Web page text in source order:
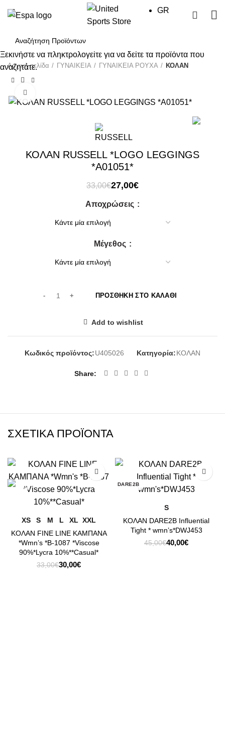
GR
Αρχική σελίδα ΓΥΝΑΙΚΕΙΑ ΓΥΝΑΙΚΕΙΑ ΡΟΥΧΑ ΚΟΛΑΝ
ΚΟΛΑΝ RUSSELL *LOGO LEGGINGS
*A01051*
33,00€Original
was:
27,00€Η
τιμή
27,00€.
Αποχρώσεις
Μέγεθος
ΠΡΟΣΘΉΚΗ ΣΤΟ ΚΑΛΆΘΙ
Add to wishlist
Κωδικός προϊόντος:U405026 Κατηγορία:ΚΟΛΑΝ
Share
ΣΧΕΤΙΚΆ ΠΡΟΪΌΝΤΑ
XS S M L XL XXL
ΚΟΛΑΝ FINE LINE ΚΑΜΠΑΝΑ
*Wmn’s *B-1087 *Viscose
90%*Lycra 10%**Casual*
33,00€Original
30,00€Η
DARE2B
S
ΚΟΛΑΝ DARE2B Influential
Tight * wmn’s*DWJ453
45,00€Original
40,00€Η
Ξεκινήστε να πληκτρολογείτε για να δείτε τα προϊόντα που
αναζητάτε.